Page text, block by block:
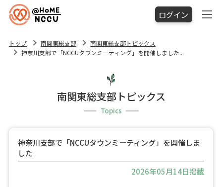
ログイン
トップ 南関東総支部
南関東総支部トピックス
神奈川支部で「NCCUタウンミーティング」を開催しました...
南関東総支部トピックス
Topics
神奈川支部で「NCCUタウンミーティング」を開催しま
した
2026年05月14日掲載